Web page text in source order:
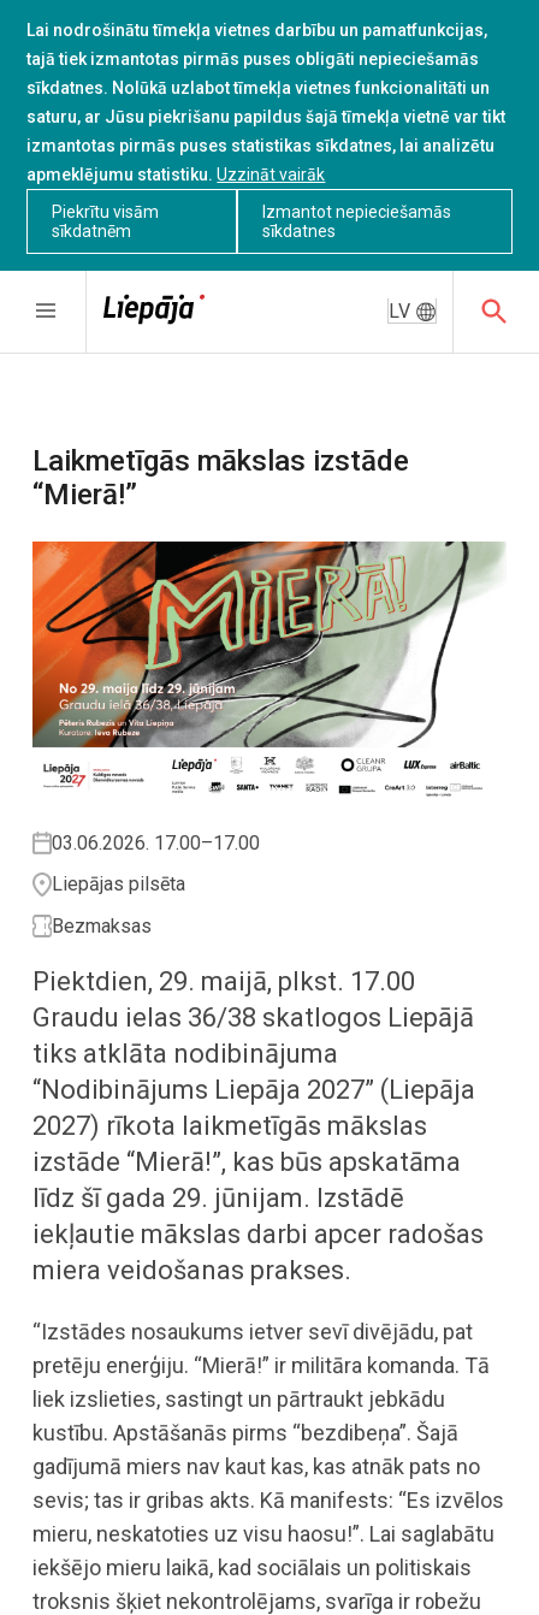
Lai nodrošinātu tīmekļa vietnes darbību un pamatfunkcijas,
tajā tiek izmantotas pirmās puses obligāti nepieciešamās
sīkdatnes. Nolūkā uzlabot tīmekļa vietnes funkcionalitāti un
saturu, ar Jūsu piekrišanu papildus šajā tīmekļa vietnē var tikt
izmantotas pirmās puses statistikas sīkdatnes, lai analizētu
apmeklējumu statistiku. Uzzināt vairāk
Piekrītu visām
sīkdatnēm
Izmantot nepieciešamās
sīkdatnes
LV
Laikmetīgās mākslas izstāde
“Mierā!”
03.06.2026. 17.00–17.00
Liepājas pilsēta
Bezmaksas
Piektdien, 29. maijā, plkst. 17.00
Graudu ielas 36/38 skatlogos Liepājā
tiks atklāta nodibinājuma
“Nodibinājums Liepāja 2027” (Liepāja
2027) rīkota laikmetīgās mākslas
izstāde “Mierā!”, kas būs apskatāma
līdz šī gada 29. jūnijam. Izstādē
iekļautie mākslas darbi apcer radošas
miera veidošanas prakses.
“Izstādes nosaukums ietver sevī divējādu, pat
pretēju enerģiju. “Mierā!” ir militāra komanda. Tā
liek izslieties, sastingt un pārtraukt jebkādu
kustību. Apstāšanās pirms “bezdibeņa”. Šajā
gadījumā miers nav kaut kas, kas atnāk pats no
sevis; tas ir gribas akts. Kā manifests: “Es izvēlos
mieru, neskatoties uz visu haosu!”. Lai saglabātu
iekšējo mieru laikā, kad sociālais un politiskais
troksnis šķiet nekontrolējams, svarīga ir robežu